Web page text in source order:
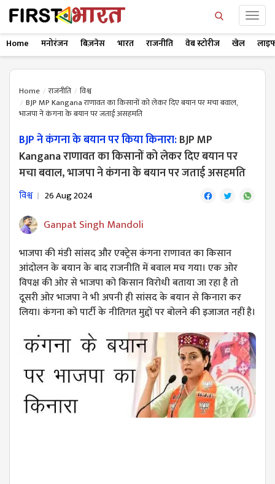
Home मनोरंजन बिज़नेस भारत राजनीति वेब स्टोरीज खेल
Home राजनीति
विश्व
BJP MP Kangana राणावत का किसानों को लेकर दिए बयान पर मचा बवाल,
भाजपा ने कंगना के बयान पर जताई असहमति
BJP ने कंगना के बयान पर किया किनारा:BJP MP
Kangana राणावत का किसानों को लेकर दिए बयान पर
मचा बवाल, भाजपा ने कंगना के बयान पर जताई असहमति
विश्व 26 Aug 2024
Ganpat Singh Mandoli
भाजपा की मंडी सांसद और एक्ट्रेस कंगना राणावत का किसान
आंदोलन के बयान के बाद राजनीति में बवाल मच गया। एक ओर
विपक्ष की ओर से भाजपा को किसान विरोधी बताया जा रहा है तो
दूसरी ओर भाजपा ने भी अपनी ही सांसद के बयान से किनारा कर
लिया। कंगना को पार्टी के नीतिगत मुद्दों पर बोलने की इजाजत नहीं है।